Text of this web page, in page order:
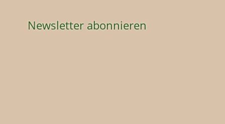
Newsletter abonnieren